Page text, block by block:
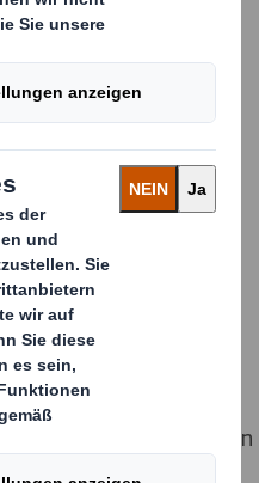
2019.
erhalten,
Die Gewinner
für sich sowie eine
ihr lokales DS
bewertet
März 2019 bekannt
Sie bitte eine E-Mail an
.